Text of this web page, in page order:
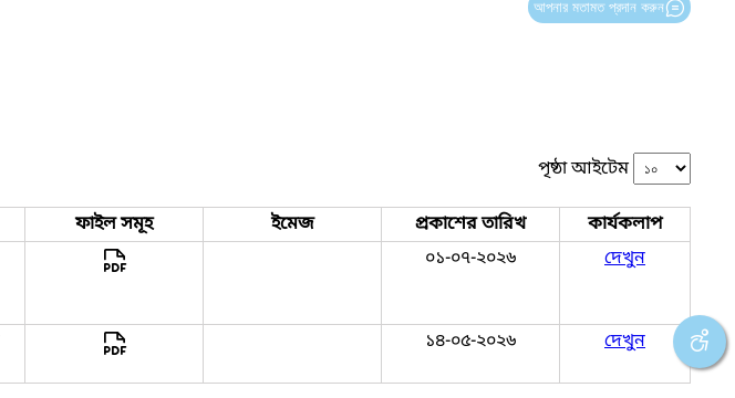
আপনার মতামত প্রদান করুন
পৃষ্ঠা আইটেম
ফাইল সমূহ ইমেজ প্রকাশের তারিখ
কার্যকলাপ
০১-০৭-২০২৬ দেখুন
১৪-০৫-২০২৬ দেখুন